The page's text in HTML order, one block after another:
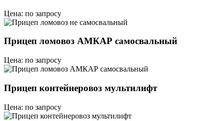
Цена: по запросу
Прицеп ломовоз АМКАР самосвальный
Цена: по запросу
Прицеп контейнеровоз мультилифт
Цена: по запросу